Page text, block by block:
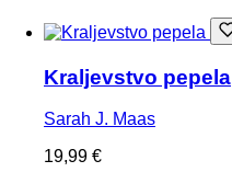
Kraljevstvo pepela
Sarah J. Maas
19,99 €